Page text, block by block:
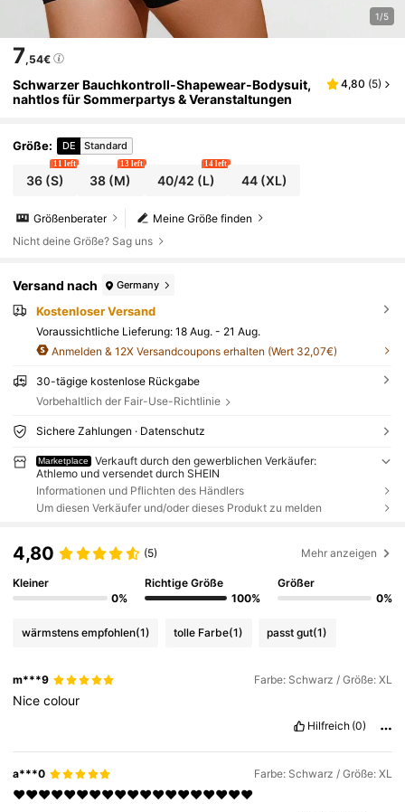
1/5
7,54€
Schwarzer Bauchkontroll-Shapewear-Bodysuit,
nahtlos für Sommerpartys & Veranstaltungen
4,80 (5)
Größe: DE Standard
36(S)
11 left
38 (M)
13 left
40/42 (L)
14 left
44(XL)
Meine Größe finden
Größenberater
Nicht deine Größe? Sag uns
Versand nach Germany
Kostenloser Versand
Voraussichtliche Lieferung: 18 Aug. - 21 Aug.
Anmelden & 12X Versandcoupons erhalten (Wert 32,07€)
30-tägige kostenlose Rückgabe
Vorbehaltlich der Fair-Use-Richtlinie
Sichere Zahlungen · Datenschutz
Marketplace
Verkauft durch den gewerblichen Verkäufer:
Athlemo und versendet durch SHEIN
Informationen und Pflichten des Händlers
Um diesen Verkäufer und/oder dieses Produkt zu melden
4,80 (5) Mehr anzeigen
Kleiner
0%
Richtige Größe
100%
Größer
0%
wärmstens empfohlen(1) tolle Farbe(1) passt gut(1)
m***9 Farbe: Schwarz / Größe: XL
Nicecolour
Hilfreich (0)
a***0 Farbe: Schwarz / Größe: XL
❤️❤️❤️❤️❤️❤️❤️❤️❤️❤️❤️❤️❤️❤️❤️❤️❤️❤️❤️